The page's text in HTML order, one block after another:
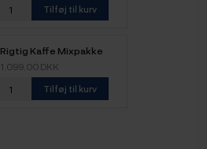
Tilføj til kurv
Rigtig Kaffe Mixpakke
5,2kg Hele kaffebønner
1.099,00 DKK
Tilføj til kurv